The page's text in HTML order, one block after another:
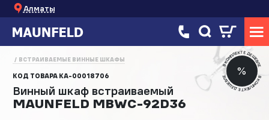
Алматы
%
В КОМПЛЕКТЕ ДЕШЕВЛЕ
В КОМПЛЕКТЕ ДЕШЕВЛЕ
ВСТРАИВАЕМЫЕ ВИННЫЕ ШКАФЫ
КОД ТОВАРА КА-00018706
Винный шкаф встраиваемый
MAUNFELD MBWC-92D36